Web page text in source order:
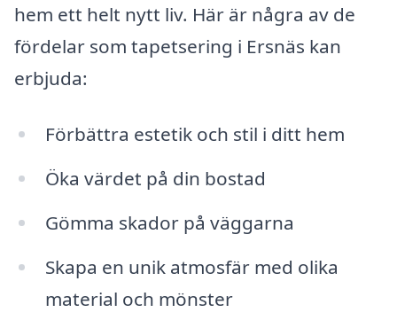
hem ett helt nytt liv. Här är några av de
fördelar som tapetsering i Ersnäs kan
erbjuda:
Förbättra estetik och stil i ditt hem
Öka värdet på din bostad
Gömma skador på väggarna
Skapa en unik atmosfär med olika
material och mönster